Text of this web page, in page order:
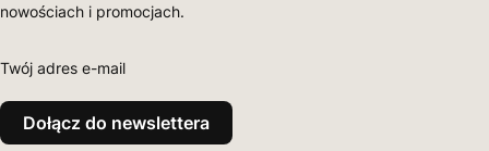
nowościach i promocjach.
Twój adres e-mail
Dołącz do newslettera